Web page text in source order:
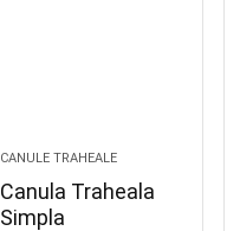
CANULE TRAHEALE
Canula Traheala
Simpla